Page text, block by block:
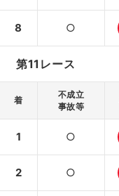
8 ○
第11レース
着
不成立
事故等
1 ○
2 ○